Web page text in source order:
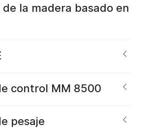
la madera basado en
control MM 8500
pesaje